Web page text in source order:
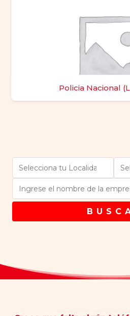
Policia Nacional
B U S C